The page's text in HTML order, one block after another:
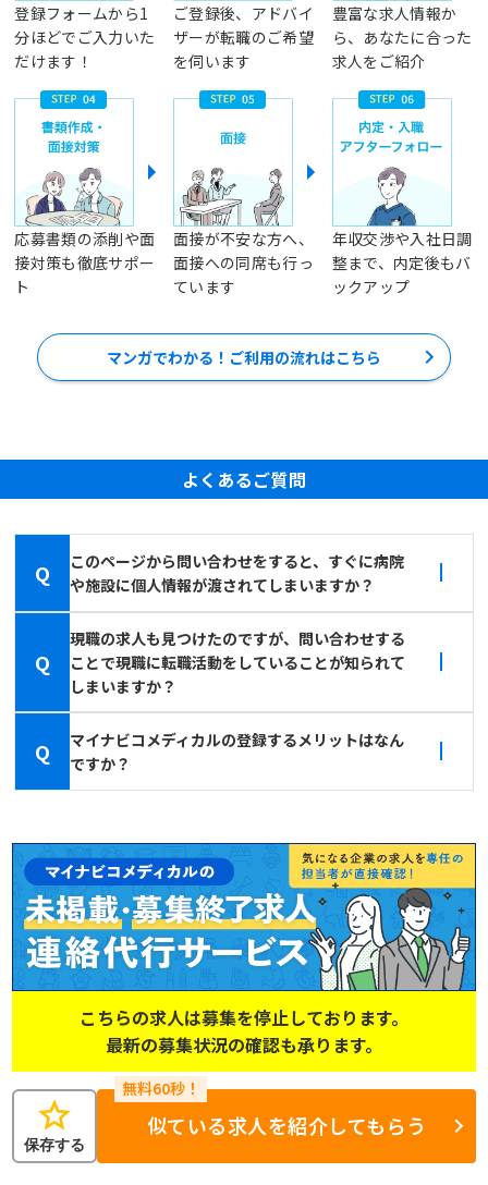
登録フォームから1
分ほどでご入力いた
だけます！
ご登録後、アドバイ
ザーが転職のご希望
を伺います
豊富な求人情報か
ら、あなたに合った
求人をご紹介
応募書類の添削や面
接対策も徹底サポー
ト
面接が不安な方へ、
面接への同席も行っ
ています
年収交渉や入社日調
整まで、内定後もバ
ックアップ
マンガでわかる！ご利用の流れはこちら
よくあるご質問
Q
このページから問い合わせをすると、すぐに病院
や施設に個人情報が渡されてしまいますか？
Q
現職の求人も見つけたのですが、問い合わせする
ことで現職に転職活動をしていることが知られて
しまいますか？
Q
マイナビコメディカルの登録するメリットはなん
ですか？
こちらの求人は募集を停止しております。
最新の募集状況の確認も承ります。
star
保存する
似ている求人を紹介してもらう